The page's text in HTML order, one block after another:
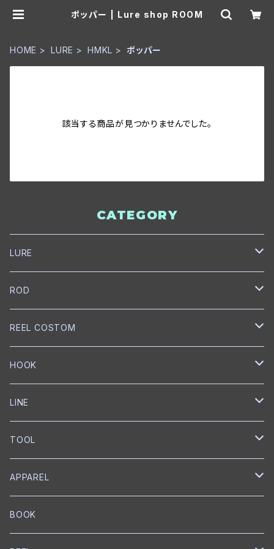
ポッパー | Lure shop ROOM
HOME LURE HMKL ポッパー
該当する商品が見つかりませんでした。
CATEGORY
LURE
NORIES
トップウォーター
クランクベイト
プロップベイト
mibro
クランクベイト
NISHINE LURE WORKS
ミノー
リップレスクランク
BUMBLEBEE CUSTOM LURES
チャターベイト
Megabass
クランクベイト
ミノー
KEITECH
ブレードジグ
ワーム
EverGreen
ROD
NORIES
スピニングロッド
ベイトロッド
SLANG
スピニングロッド
GRASS ROOTS
ベイトキャスティングロッド
Out≒Law
ベイトキャスティング
DESIGNO
LEBEN
Back BOSS
REEL COSTOM
GOLD Works
匠ベアリング
匠ブッシュ
GLITCH
グリス
オイル
mibro
ハンドルノブ
ハンドル
SHIMANO
グリス
HOOK
BKK
トレブルフック
シングルフック
ICHIKAWA FISHING
トレブルフック
RYUGI
トレブルフック
シングルフック
がまかつ
LINE
SEAGUAR
フロロカーボン
PE
SOLAROAM
フロロカーボン
ナイロン
DUEL
TOOL
belmont
スプリットリングプライヤー
KS Craft
APPAREL
RAPALA
BOOK